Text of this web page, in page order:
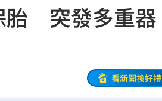
胎 突發多重器
看新聞換好禮